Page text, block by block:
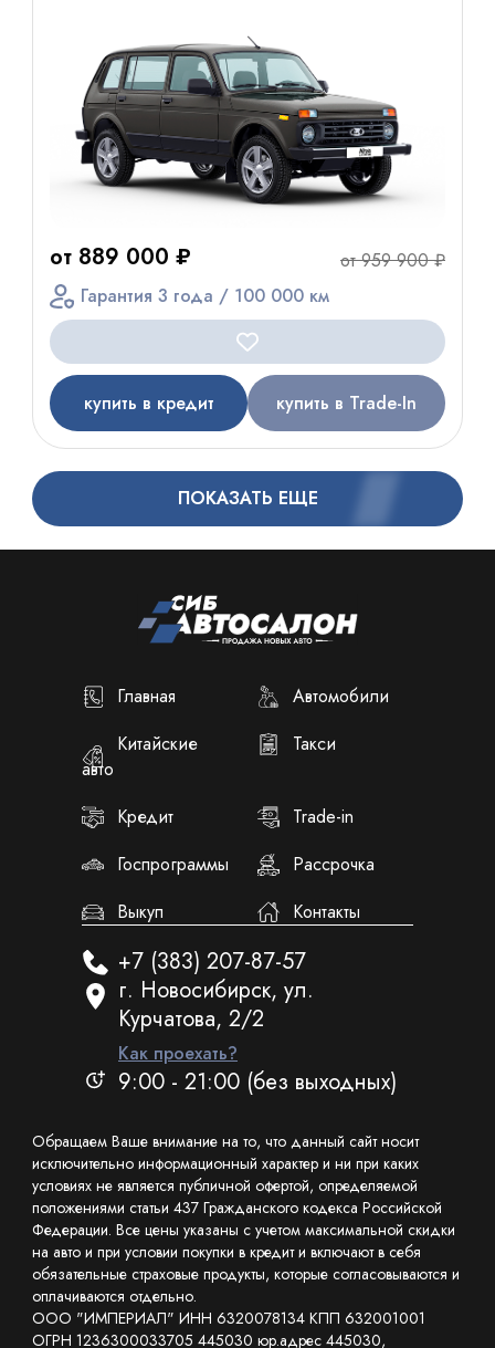
от 889 000 ₽
от 959 900 ₽
Гарантия 3 года / 100 000 км
купить в кредит купить в Trade-In
ПОКАЗАТЬ ЕЩЕ
Главная
Автомобили
Китайские
авто
Такси
Кредит
Trade-in
Госпрограммы
Рассрочка
Выкуп
Контакты
+7 (383) 207-87-57
г. Новосибирск, ул.
Курчатова, 2/2
Как проехать?
9:00 - 21:00 (без выходных)
Обращаем Ваше внимание на то, что данный сайт носит
исключительно информационный характер и ни при каких
условиях не является публичной офертой, определяемой
положениями статьи 437 Гражданского кодекса Российской
Федерации. Все цены указаны с учетом максимальной скидки
на авто и при условии покупки в кредит и включают в себя
обязательные страховые продукты, которые согласовываются и
оплачиваются отдельно.
ООО "ИМПЕРИАЛ" ИНН 6320078134 КПП 632001001
ОГРН 1236300033705 445030 юр.адрес 445030,